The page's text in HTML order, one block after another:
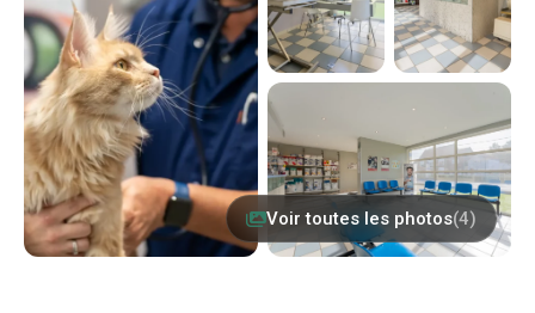
Voir toutes les photos(4)